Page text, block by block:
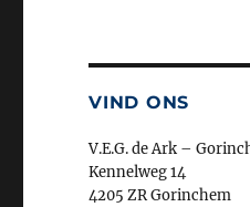
VIND ONS
V.E.G. de Ark –
Kennelweg 14
4205 ZR Gorinchem